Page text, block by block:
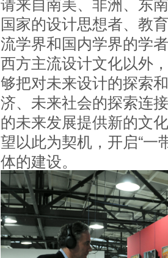
国家的设计思想者、教
流学界和国内学界的学
西方主流设计文化以外
够把对未来设计的探索
济、未来社会的探索连
的未来发展提供新的文
望以此为契机，开启“一
体的建设。